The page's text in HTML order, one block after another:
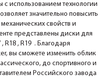
с использованием технологии
значительно повысить
свойств и
представлены диски для
R18 , R19 . Благодаря
вы сможете изменить облик
до спортивного и
Российского завода